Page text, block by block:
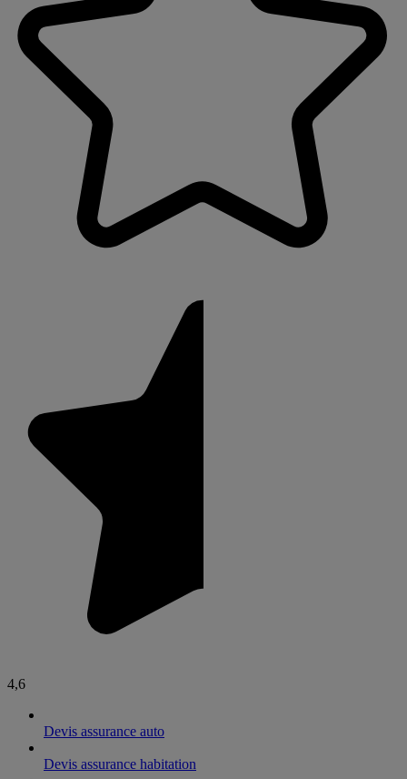
4,6
Devis assurance auto
Devis assurance habitation